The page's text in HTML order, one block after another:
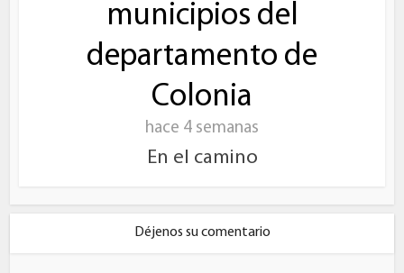
municipios del
departamento de
Colonia
hace 4 semanas
En el camino
Déjenos su comentario